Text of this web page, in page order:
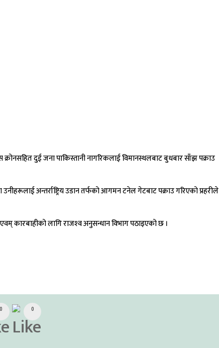
क्रोनसहित दुई जना पाकिस्तानी नागरिकलाई विमानस्थलबाट बुधबार साँझ पक्राउ
अन्तर्राष्ट्रिय उडान तर्फको आगमन टनेल गेटबाट पक्राउ गरिएको प्रहरीले
कारबाहीको लागि राजश्‍व अनुसन्धान विभाग पठाइएको छ ।
0 0